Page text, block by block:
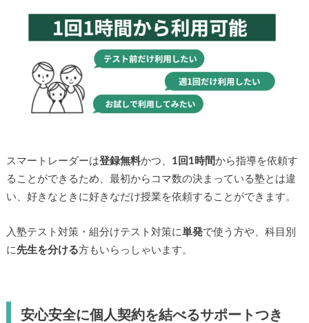
スマートレーダーは登録無料かつ、 1回1時間から指導を依頼す
ることができるため、最初からコマ数の決まっている塾とは違
い、好きなときに好きなだけ授業を依頼することができます。
入塾テスト対策・組分けテスト対策に単発で使う方や、科目別
に先生を分ける方もいらっしゃいます。
安心安全に個人契約を結べるサポートつき